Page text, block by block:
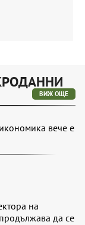
ВИЖ ОЩЕ
вече е
на
да се